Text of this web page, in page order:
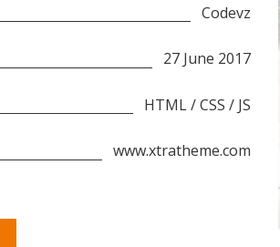
Codevz
27 June 2017
HTML / CSS / JS
www.xtratheme.com